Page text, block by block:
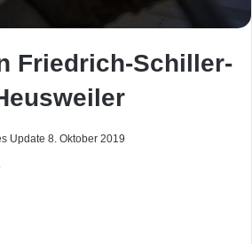
Friedrich-Schiller-
Update 8. Oktober 2019